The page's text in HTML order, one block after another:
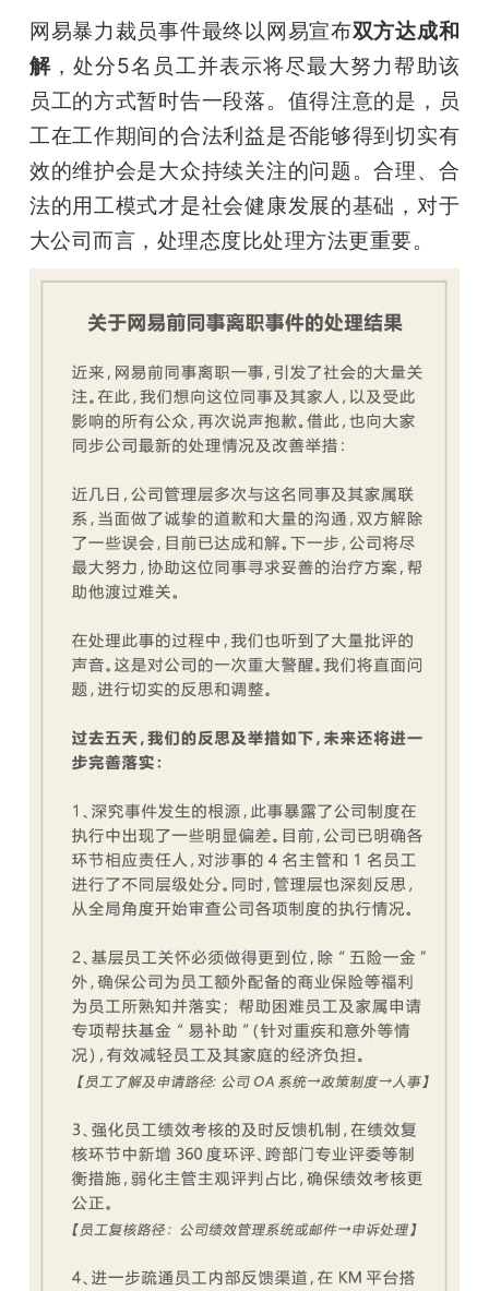
网易暴力裁员事件最终以网易宣布双方达成和
解，处分5名员工并表示将尽最大努力帮助该
员工的方式暂时告一段落。值得注意的是，员
工在工作期间的合法利益是否能够得到切实有
效的维护会是大众持续关注的问题。合理、合
法的用工模式才是社会健康发展的基础，对于
大公司而言，处理态度比处理方法更重要。